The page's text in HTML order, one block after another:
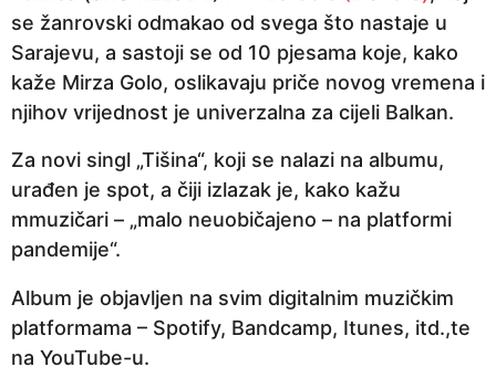
6
o
i
n
a
p
j
se žanrovski odmakao od svega što nastaje u
Sarajevu, a sastoji se od 10 pjesama koje, kako
kaže Mirza Golo, oslikavaju priče novog vremena i
njihov vrijednost je univerzalna za cijeli Balkan.
Za novi singl „Tišina“, koji se nalazi na albumu,
urađen je spot, a čiji izlazak je, kako kažu
mmuzičari – „malo neuobičajeno – na platformi
pandemije“.
Album je objavljen na svim digitalnim muzičkim
platformama – Spotify, Bandcamp, Itunes, itd.,te
na YouTube-u.